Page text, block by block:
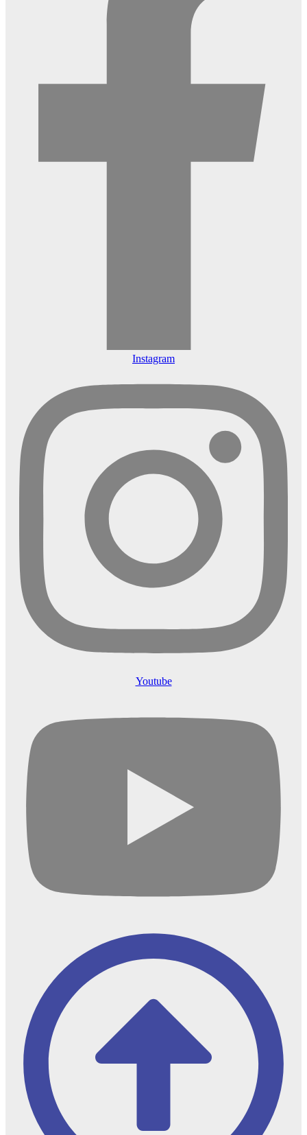
Instagram
Youtube